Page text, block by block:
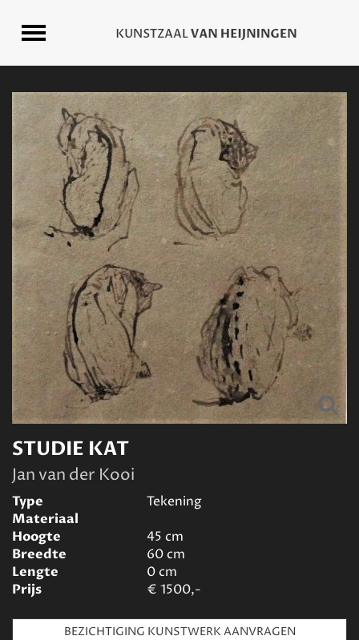
STUDIE KAT
Jan van der Kooi
Type
Tekening
Materiaal
Hoogte
45 cm
Breedte
60cm
Lengte
0cm
Prijs
€ 1500,-
BEZICHTIGING KUNSTWERK AANVRAGEN